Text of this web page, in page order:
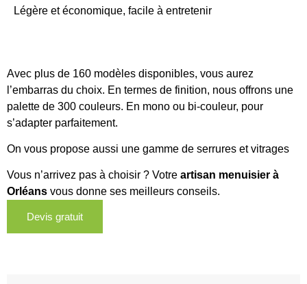
Légère et économique, facile à entretenir
Avec plus de 160 modèles disponibles, vous aurez
l’embarras du choix. En termes de finition, nous offrons une
palette de 300 couleurs. En mono ou bi-couleur, pour
s’adapter parfaitement.
On vous propose aussi une gamme de serrures et vitrages
Vous n’arrivez pas à choisir ? Votre artisan menuisier à
Orléans vous donne ses meilleurs conseils.
Devis gratuit